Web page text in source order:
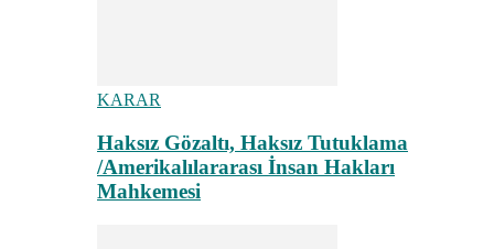
KARAR
Haksız Gözaltı, Haksız Tutuklama
/Amerikalılararası İnsan Hakları
Mahkemesi